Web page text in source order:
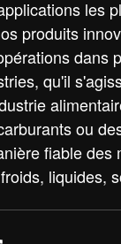
les
produits
dans
qu'il
ou
fiable des
liquides,